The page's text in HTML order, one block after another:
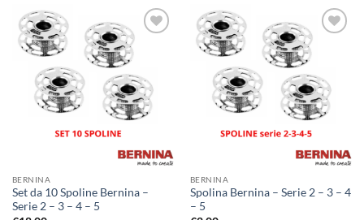
Aggiungi
alla lista
desideri
BERNINA
Set da 10 Spoline Bernina –
Serie 2 – 3 – 4 – 5
Aggiungi
alla lista
desideri
BERNINA
Spolina Bernina – Serie 2 – 3 – 4
– 5